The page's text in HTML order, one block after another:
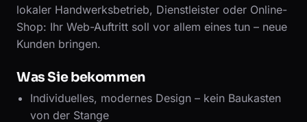
lokaler Handwerksbetrieb, Dienstleister oder Online-
Shop: Ihr Web-Auftritt soll vor allem eines tun – neue
Kunden bringen.
Was Sie bekommen
Individuelles, modernes Design – kein Baukasten
von der Stange